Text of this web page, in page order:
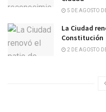
5 DE AGOSTO
La Ciudad
Constitución
2 DE AGOSTO